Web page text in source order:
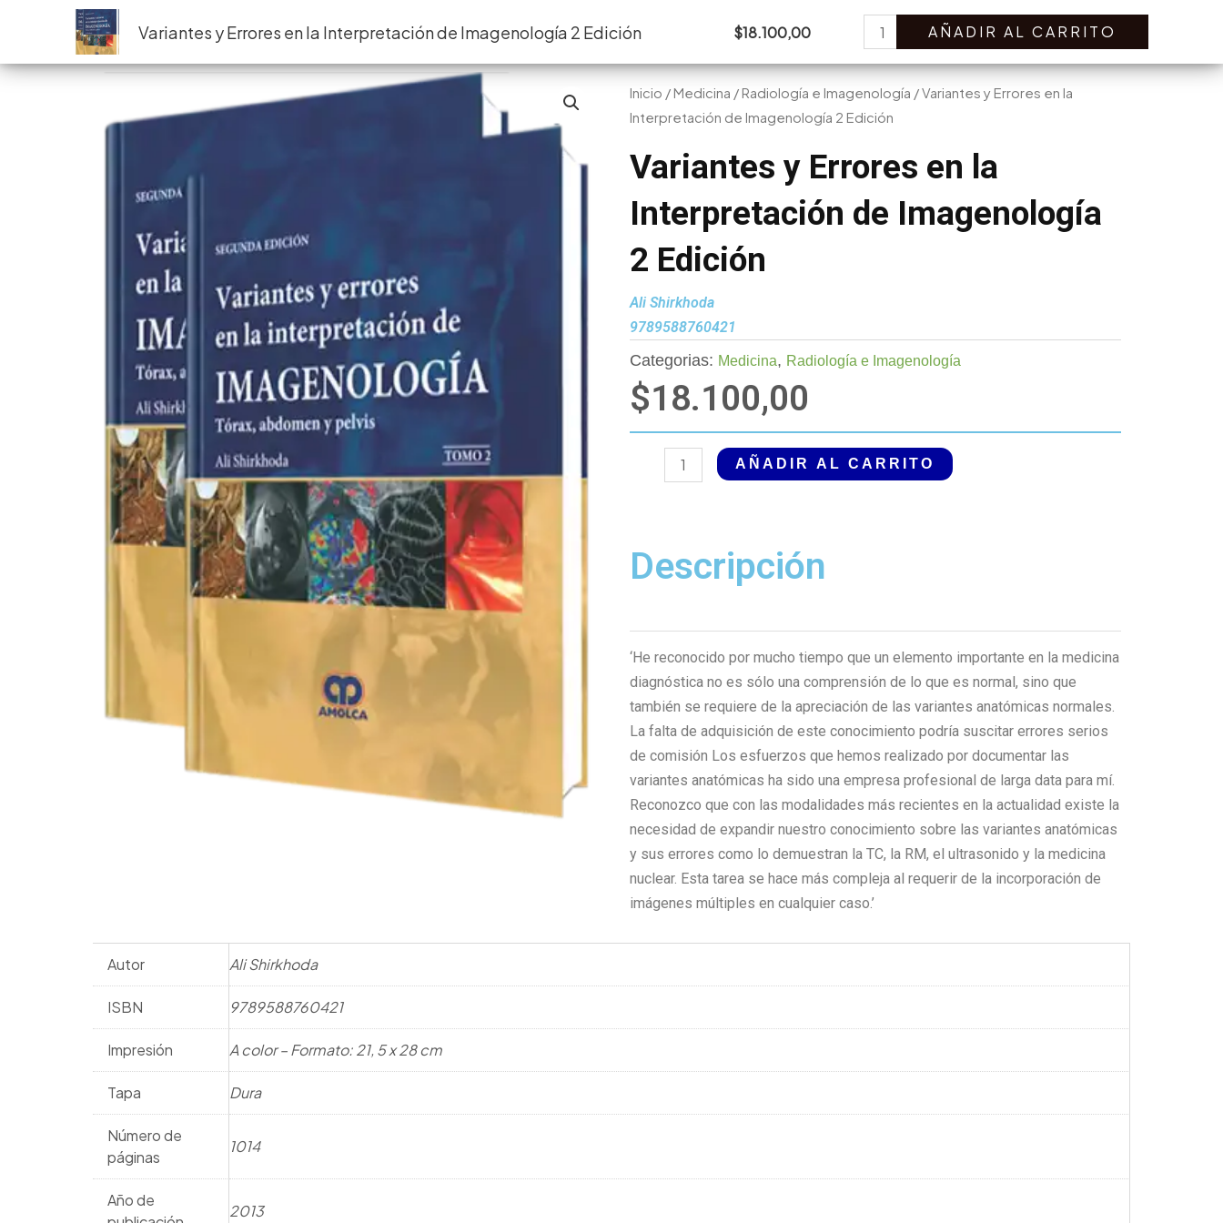
contenido
Inicio Nosotros Medicina Odontología Search
Inicio /Medicina /Radiología e Imagenología / Variantes y Errores en la
Interpretación de Imagenología 2 Edición
Variantes y Errores en la
Interpretación de Imagenología
2 Edición
Ali Shirkhoda
9789588760421
Categorias: Medicina, Radiología e Imagenología
$18.100,00
Variantes
la
Interpretación
Imagenología
2
Edición
cantidad
AÑADIR AL CARRITO
Descripción
‘He reconocido por mucho tiempo que un elemento importante en la medicina
diagnóstica no es sólo una comprensión de lo que es normal, sino que
también se requiere de la apreciación de las variantes anatómicas normales.
La falta de adquisición de este conocimiento podría suscitar errores serios
de comisión Los esfuerzos que hemos realizado por documentar las
variantes anatómicas ha sido una empresa profesional de larga data para mí.
Reconozco que con las modalidades más recientes en la actualidad existe la
necesidad de expandir nuestro conocimiento sobre las variantes anatómicas
y sus errores como lo demuestran la TC, la RM, el ultrasonido y la medicina
nuclear. Esta tarea se hace más compleja al requerir de la incorporación de
imágenes múltiples en cualquier caso.’
Autor Ali Shirkhoda
ISBN 9789588760421
Impresión A color – Formato: 21, 5 x 28 cm
Tapa Dura
Número de
páginas
1014
Año de
2013
Variantes y Errores en la Interpretación de Imagenología 2 Edición $18.100,00
Variantes
Errores
la
de
Imagenología
2
AÑADIR AL CARRITO